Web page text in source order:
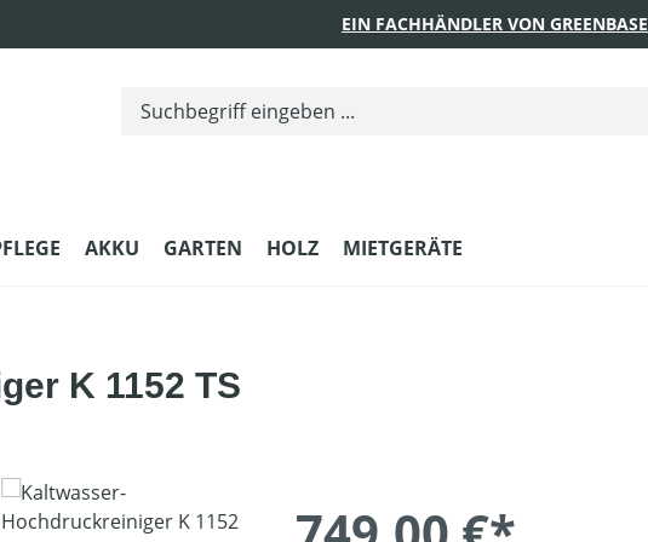
EIN FACHHÄNDLER VON GREENBASE
AKKU GARTEN HOLZ MIETGERÄTE
K 1152 TS